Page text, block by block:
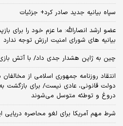
سپاه بیانیه جدید صادر کرد+ جزئیات
عضو ارشد انصارالله: ما عزم خود را برای
بیانیه‌ های شورای امنیت ارزش توجه ندارد
چین به ژاپن هشدار جدی داد/ با آتش
انتقاد روزنامه جمهوری اسلامی از
دولت قانونی، عادی نیست/ برای بازگشت
دروغ و توطئه متوسل می‌شوند
شرط مهم آمریکا برای لغو محاصره دریایی